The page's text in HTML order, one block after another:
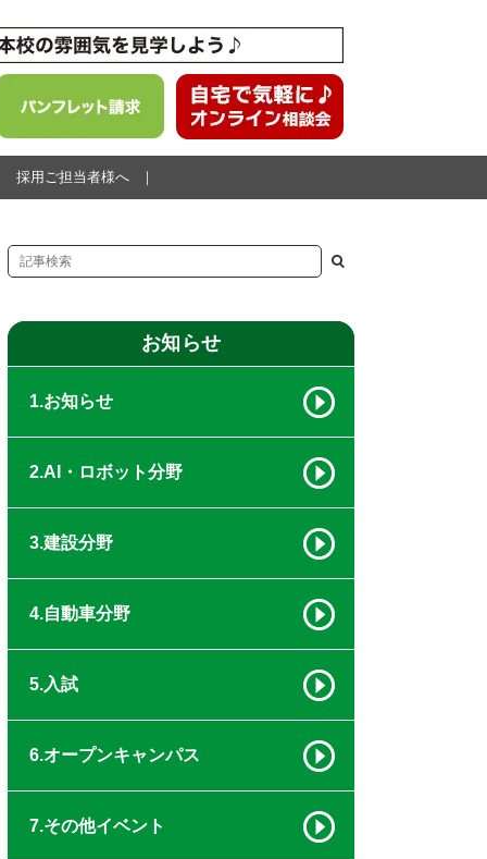
採用ご担当者様へ
お知らせ
1.お知らせ
2.AI・ロボット分野
3.建設分野
4.自動車分野
5.入試
6.オープンキャンパス
7.その他イベント